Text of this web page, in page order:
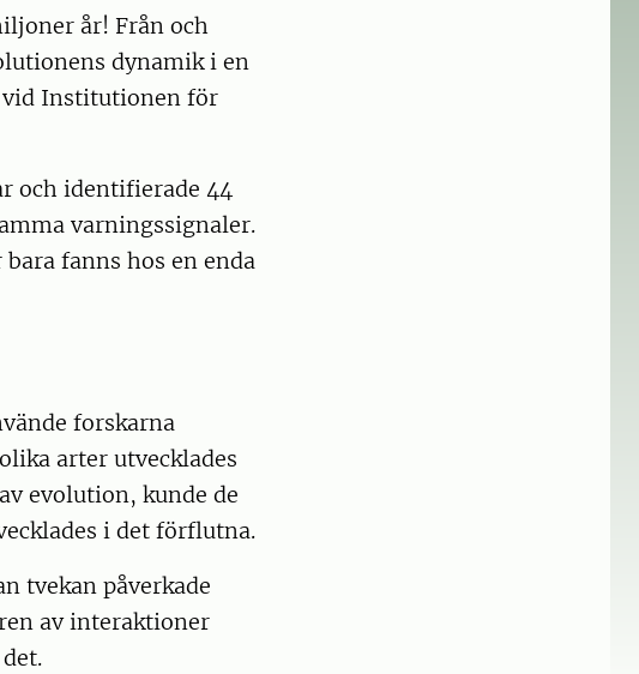
år! Från och
dynamik i en
vid Institutionen för
och identifierade 44
varningssignaler.
fanns hos en enda
forskarna
arter utvecklades
evolution, kunde de
i det förflutna.
tvekan påverkade
av interaktioner